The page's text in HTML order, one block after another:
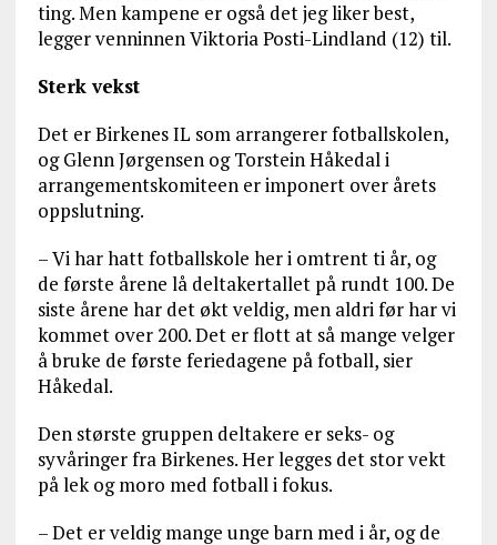
ting. Men kampene er også det jeg liker best,
legger venninnen Viktoria Posti-Lindland (12) til.
Sterk vekst
Det er Birkenes IL som arrangerer fotballskolen,
og Glenn Jørgensen og Torstein Håkedal i
arrangementskomiteen er imponert over årets
oppslutning.
– Vi har hatt fotballskole her i omtrent ti år, og
de første årene lå deltakertallet på rundt 100. De
siste årene har det økt veldig, men aldri før har vi
kommet over 200. Det er flott at så mange velger
å bruke de første feriedagene på fotball, sier
Håkedal.
Den største gruppen deltakere er seks- og
syvåringer fra Birkenes. Her legges det stor vekt
på lek og moro med fotball i fokus.
– Det er veldig mange unge barn med i år, og de